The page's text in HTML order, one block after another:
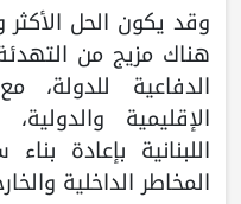
وقد يكون الحل
هناك مزيج من
الدفاعية للدولة،
الإقليمية
اللبنانية بإعادة
المخاطر الداخلية